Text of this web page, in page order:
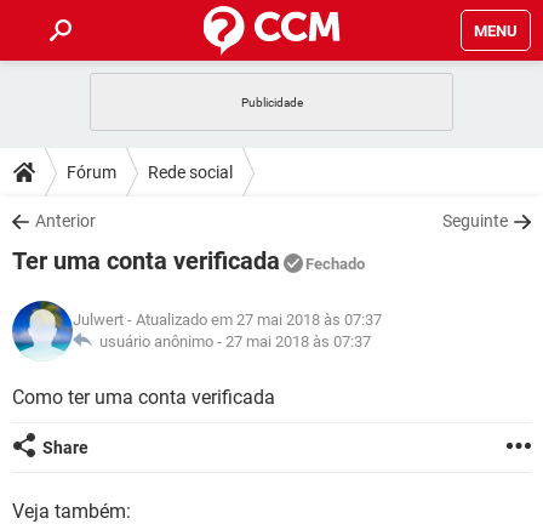
MENU
CELULAR
OUTLOOK
INSTAGRAM GMAIL
GUIA DE COMPRAS
DICAS
JOGOS
INSTAGRAM GMAIL
GUIA DE COMPRAS
DOWNLOADS
JOGOS WHATSAPP
CELULAR
OUTLOOK EXCEL
JOGOS WHATSAPP
CELULAR
OUTLOOK
INSTAGRAM
GLOSSÁRIO
INSTAGRAM
Fórum Rede social
Anterior Seguinte
Ter uma conta verificada Fechado
Julwert - Atualizado em 27 mai 2018 às 07:37
usuário anônimo - 27 mai 2018 às 07:37
Como ter uma conta verificada
Share
Veja também: